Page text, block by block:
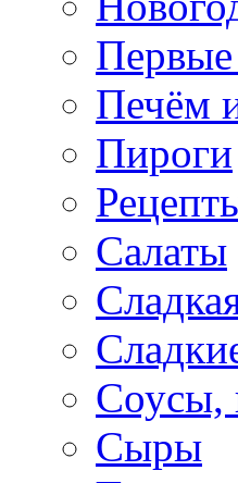
Печём
Пироги
Салаты
Соусы,
Сыры